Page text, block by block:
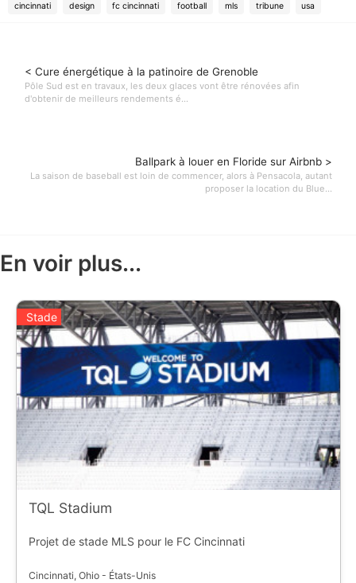
cincinnati design fc cincinnati football mls tribune usa
< Cure énergétique à la patinoire de Grenoble
Pôle Sud est en travaux, les deux glaces vont être rénovées afin
d'obtenir de meilleurs rendements é...
Ballpark à louer en Floride sur Airbnb >
La saison de baseball est loin de commencer, alors à Pensacola, autant
proposer la location du Blue...
En voir plus...
Stade
TQL Stadium
Projet de stade MLS pour le FC Cincinnati
Cincinnati, Ohio - États-Unis